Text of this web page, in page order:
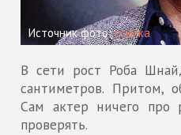
Источник фото:ссылка
В сети рост Роба
сантиметров. Притом,
Сам актер ничего про
проверять.